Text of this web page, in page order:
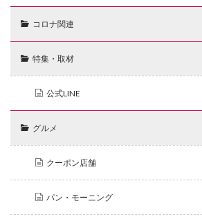
コロナ関連
特集・取材
公式LINE
グルメ
クーポン店舗
パン・モーニング